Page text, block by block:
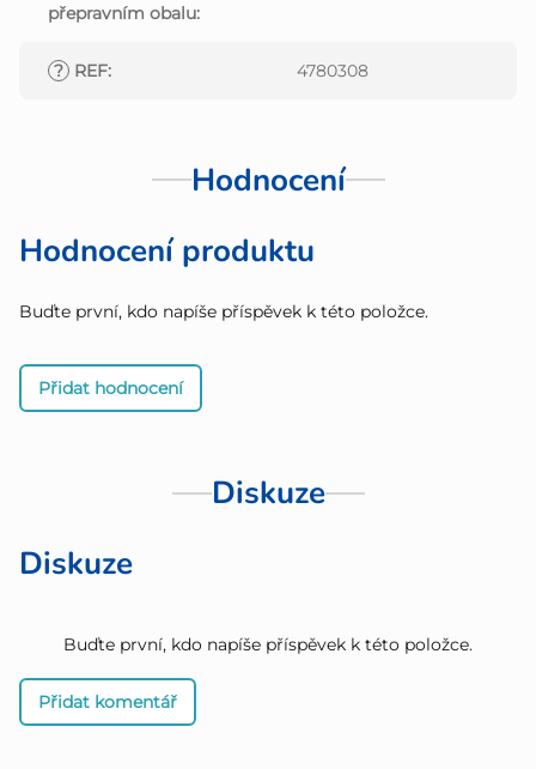
přepravním obalu:
? REF: 4780308
Hodnocení
Hodnocení produktu
Buďte první, kdo napíše příspěvek k této položce.
Přidat hodnocení
Diskuze
Diskuze
Buďte první, kdo napíše příspěvek k této položce.
Přidat komentář